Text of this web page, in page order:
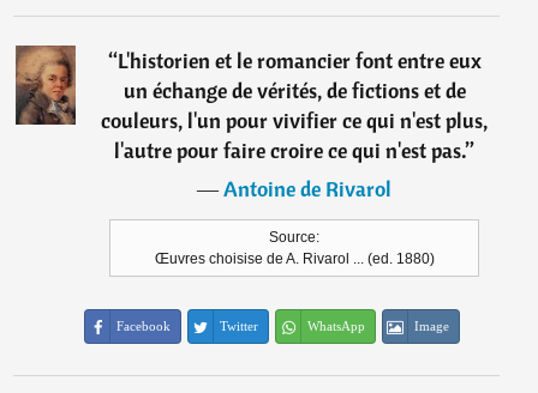
“L'historien et le romancier font entre eux
un échange de vérités, de fictions et de
couleurs, l'un pour vivifier ce qui n'est plus,
l'autre pour faire croire ce qui n'est pas.”
―Antoine de Rivarol
Source:
Œuvres choisise de A. Rivarol ... (ed. 1880)
Facebook Twitter WhatsApp Image